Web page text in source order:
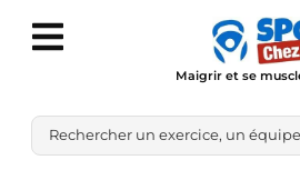
Maigrir et se